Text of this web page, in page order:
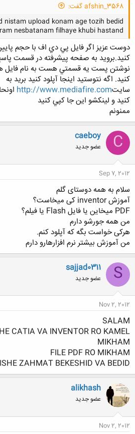
afshin_3568 گفت:
nistam upload konam age tozih bedid
nesbatanam filhaye khubi hastand
کلیک کنید تا باز
دوست عزيز اگر فايل پي دي اف با حجم
كنيد.برويد به صفحه پيشرفته در قسمت
نوشتن پست يه قسمتي هست به نام فايل
كنيد. اگه نتوستيد اينجا آپلود كنيد بريد به
سايتhttp://www.mediafire.com
كنيد و لينكشو اين جا كپي كنيد
ممنونم
C
caeboy
عضو جدید
Sep 7, 2012
سلام به همه دوستای گلم
آموزش inventor کی میخاست؟
PDF میخاین یا فایل Flash یا فیلم؟
من همه جورشو دارم
هرکی خواست بگه که آپلود کنم.
من آموزش بیشتر نرم افزارهارو دارم
S
sajjad0311
عضو جدید
Nov 2, 2012
SALAM
CATIA VA INVENTOR RO KAMEL
MIKHAM
FILE PDF RO MIKHAM
ZAHMAT BEKESHID VA BEDID >?
alikhash
عضو جدید
Nov 2, 2012